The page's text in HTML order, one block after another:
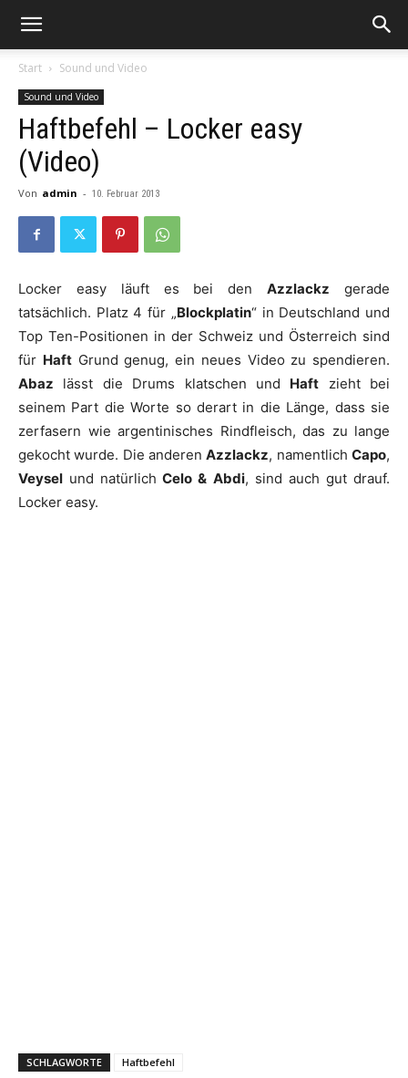
Start Sound und Video
Sound und Video
Haftbefehl – Locker easy
(Video)
Von admin - 10. Februar 2013
Locker easy läuft es bei denAzzlackz gerade
tatsächlich. Platz 4 für „Blockplatin“ in Deutschland und
Top Ten-Positionen in der Schweiz und Österreich sind
für HaftGrund genug, ein neues Video zu spendieren.
Abaz lässt die Drums klatschen und Haft zieht bei
seinem Part die Worte so derart in die Länge, dass sie
zerfasern wie argentinisches Rindfleisch, das zu lange
gekocht wurde. Die anderenAzzlackz, namentlichCapo,
Veysel und natürlich Celo & Abdi, sind auch gut drauf.
Locker easy.
SCHLAGWORTE Haftbefehl